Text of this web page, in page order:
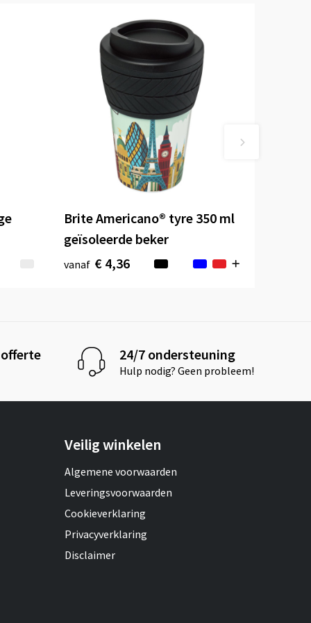
Brite Americano® tyre 350 ml
geïsoleerde beker
vanaf € 4,36
offerte 24/7 ondersteuning
Hulp nodig? Geen probleem!
Veilig winkelen
Algemene voorwaarden
Leveringsvoorwaarden
Cookieverklaring
Privacyverklaring
Disclaimer